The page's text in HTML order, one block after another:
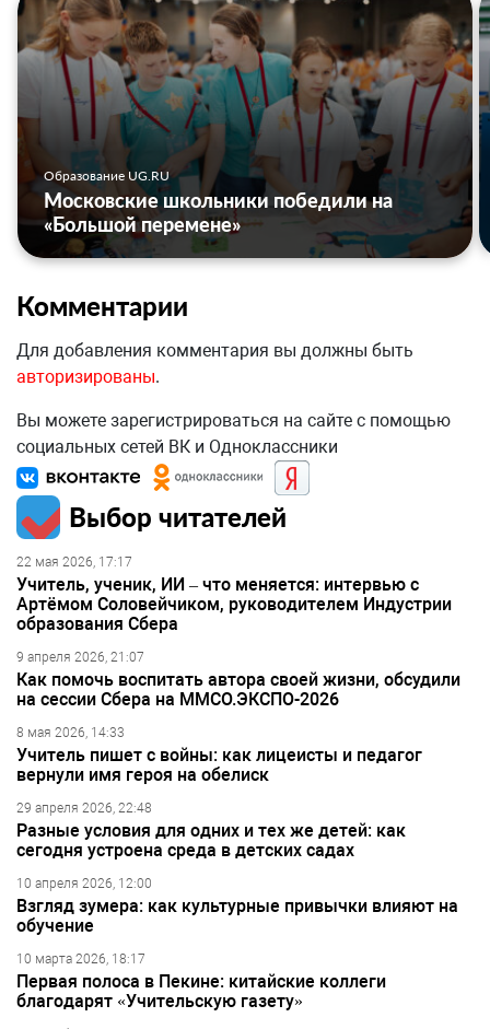
Образование UG.RU
Московские школьники победили на
«Большой перемене»
Комментарии
Для добавления комментария вы должны быть
авторизированы.
Вы можете зарегистрироваться на сайте с помощью
социальных сетей ВК и Одноклассники
Выбор читателей
22 мая 2026, 17:17
Учитель, ученик, ИИ – что меняется: интервью с
Артёмом Соловейчиком, руководителем Индустрии
образования Сбера
9 апреля 2026, 21:07
Как помочь воспитать автора своей жизни, обсудили
на сессии Сбера на ММСО.ЭКСПО-2026
8 мая 2026, 14:33
Учитель пишет с войны: как лицеисты и педагог
вернули имя героя на обелиск
29 апреля 2026, 22:48
Разные условия для одних и тех же детей: как
сегодня устроена среда в детских садах
10 апреля 2026, 12:00
Взгляд зумера: как культурные привычки влияют на
обучение
10 марта 2026, 18:17
Первая полоса в Пекине: китайские коллеги
благодарят «Учительскую газету»